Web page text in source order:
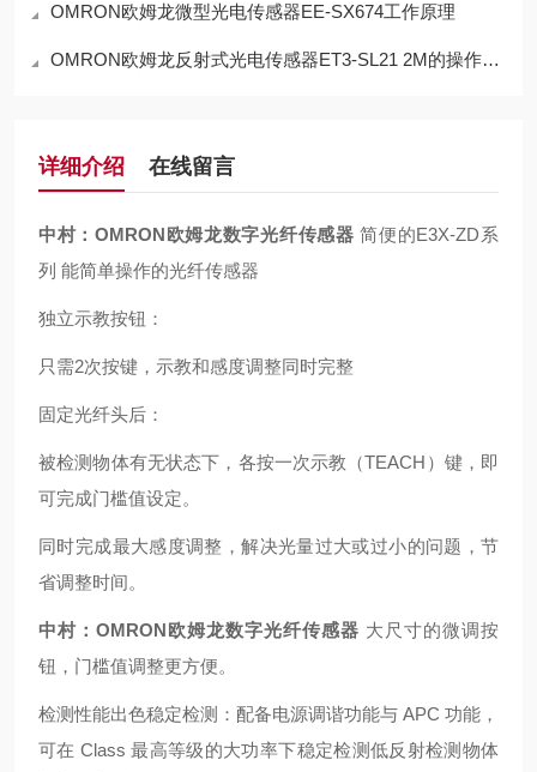
OMRON欧姆龙微型光电传感器EE-SX674工作原理
OMRON欧姆龙反射式光电传感器ET3-SL21 2M的操作方法
详细介绍 在线留言
中村：OMRON欧姆龙数字光纤传感器 简便的E3X-ZD系
列 能简单操作的光纤传感器
独立示教按钮：
只需2次按键，示教和感度调整同时完整
固定光纤头后：
被检测物体有无状态下，各按一次示教（TEACH）键，即
可完成门槛值设定。
同时完成最大感度调整，解决光量过大或过小的问题，节
省调整时间。
中村：OMRON欧姆龙数字光纤传感器 大尺寸的微调按
钮，门槛值调整更方便。
检测性能出色稳定检测：配备电源调谐功能与 APC 功能，
可在 Class 最高等级的大功率下稳定检测低反射检测物体